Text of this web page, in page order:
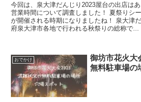
今回は、泉大津だんじり2023屋台の出店は
営業時間について調査しました！ 夏祭りシ
が開催される時期になりましたね！ 泉大津
府泉大津市各地で行われる秋祭りの総称で...
おでかけ
御坊市花火大
無料駐車場の